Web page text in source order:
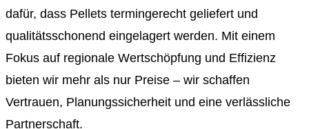
dafür, dass Pellets termingerecht geliefert und
qualitätsschonend eingelagert werden. Mit einem
Fokus auf regionale Wertschöpfung und Effizienz
bieten wir mehr als nur Preise – wir schaffen
Vertrauen, Planungssicherheit und eine verlässliche
Partnerschaft.